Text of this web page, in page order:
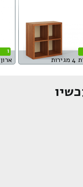
1
ארון 2 דלתות